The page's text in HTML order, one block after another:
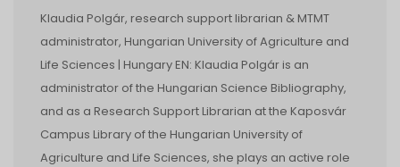
Klaudia Polgár, research support librarian & MTMT
administrator, Hungarian University of Agriculture and
Life Sciences | Hungary EN: Klaudia Polgár is an
administrator of the Hungarian Science Bibliography,
and as a Research Support Librarian at the Kaposvár
Campus Library of the Hungarian University of
Agriculture and Life Sciences, she plays an active role